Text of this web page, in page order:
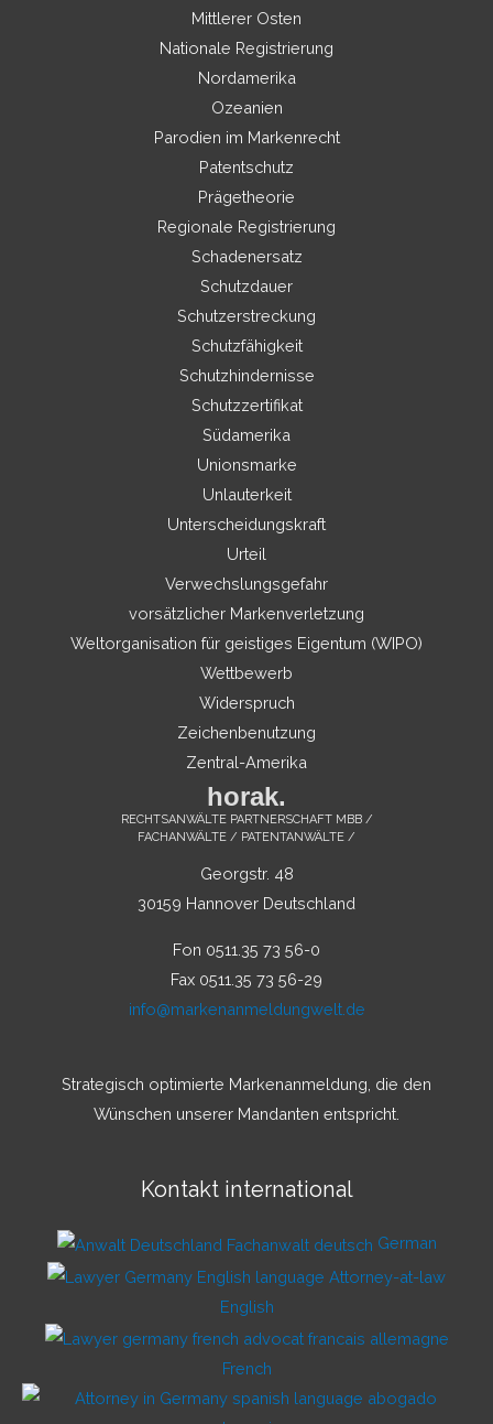
Mittlerer Osten
Nationale Registrierung
Nordamerika
Ozeanien
Parodien im Markenrecht
Patentschutz
Prägetheorie
Regionale Registrierung
Schadenersatz
Schutzdauer
Schutzerstreckung
Schutzfähigkeit
Schutzhindernisse
Schutzzertifikat
Südamerika
Unionsmarke
Unlauterkeit
Unterscheidungskraft
Urteil
Verwechslungsgefahr
vorsätzlicher Markenverletzung
Weltorganisation für geistiges Eigentum (WIPO)
Wettbewerb
Widerspruch
Zeichenbenutzung
Zentral-Amerika
horak.
RECHTSANWÄLTE PARTNERSCHAFT MBB /
FACHANWÄLTE / PATENTANWÄLTE /
Georgstr. 48
30159 Hannover Deutschland
Fon 0511.35 73 56-0
Fax 0511.35 73 56-29
info@markenanmeldungwelt.de
Strategisch optimierte Markenanmeldung, die den
Wünschen unserer Mandanten entspricht.
Kontakt international
German
English
French